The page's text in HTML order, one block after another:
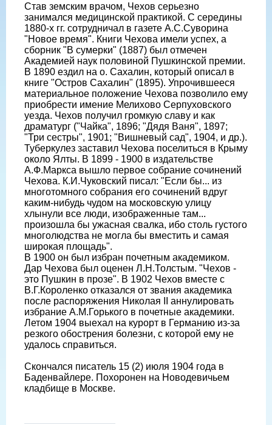
Став земским врачом, Чехов серьезно
занимался медицинской практикой. С середины
1880-х гг. сотрудничал в газете А.С.Суворина
"Новое время". Книги Чехова имели успех, а
сборник "В сумерки" (1887) был отмечен
Академией наук половиной Пушкинской премии.
В 1890 ездил на о. Сахалин, который описал в
книге "Остров Сахалин" (1895). Упрочившееся
материальное положение Чехова позволило ему
приобрести имение Мелихово Серпуховского
уезда. Чехов получил громкую славу и как
драматург ("Чайка", 1896; "Дядя Ваня", 1897;
"Три сестры", 1901; "Вишневый сад", 1904, и др.).
Туберкулез заставил Чехова поселиться в Крыму
около Ялты. В 1899 - 1900 в издательстве
А.Ф.Маркса вышло первое собрание сочинений
Чехова. К.И.Чуковский писал: "Если бы... из
многотомного собрания его сочинений вдруг
каким-нибудь чудом на московскую улицу
хлынули все люди, изображенные там...
произошла бы ужасная свалка, ибо столь густого
многолюдства не могла бы вместить и самая
широкая площадь".
В 1900 он был избран почетным академиком.
Дар Чехова был оценен Л.Н.Толстым. "Чехов -
это Пушкин в прозе". В 1902 Чехов вместе с
В.Г.Короленко отказался от звания академика
после распоряжения Николая II аннулировать
избрание А.М.Горького в почетные академики.
Летом 1904 выехал на курорт в Германию из-за
резкого обострения болезни, с которой ему не
удалось справиться.
Скончался писатель 15 (2) июля 1904 года в
Баденвайлере. Похоронен на Новодевичьем
кладбище в Москве.